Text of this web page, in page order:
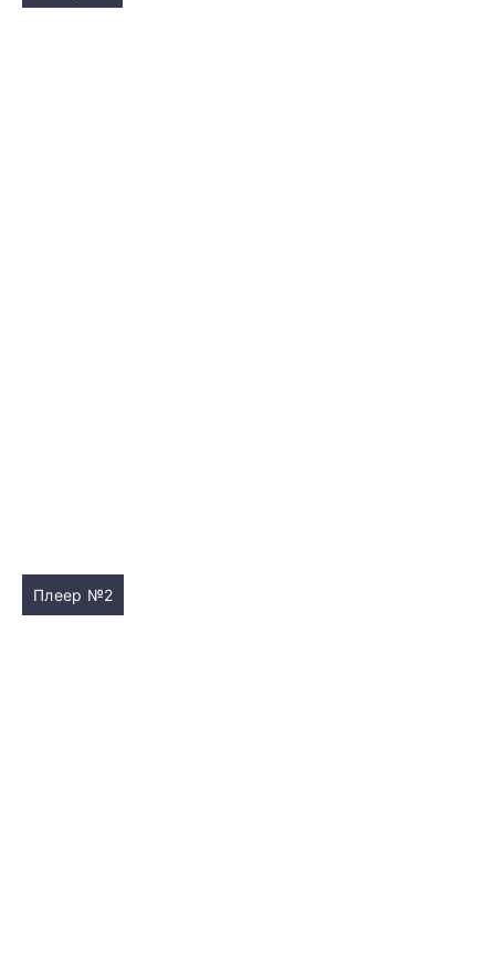
Плеер №2